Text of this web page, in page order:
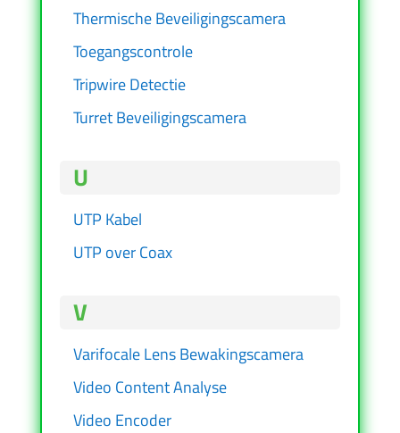
Thermische Beveiligingscamera
Toegangscontrole
Tripwire Detectie
Turret Beveiligingscamera
U
UTP Kabel
UTP over Coax
V
Varifocale Lens Bewakingscamera
Video Content Analyse
Video Encoder